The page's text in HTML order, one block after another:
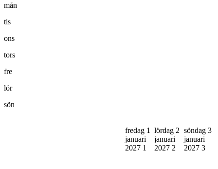
mån
tis
ons
tors
fre
lör
sön
fredag 1
januari
2027 1
lördag 2
januari
2027 2
söndag 3
januari
2027 3